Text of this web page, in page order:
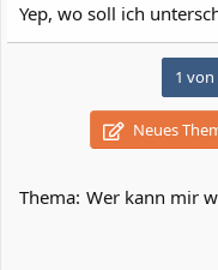
Yep, wo soll ich
1 von
Neues
Thema: Wer kann mir